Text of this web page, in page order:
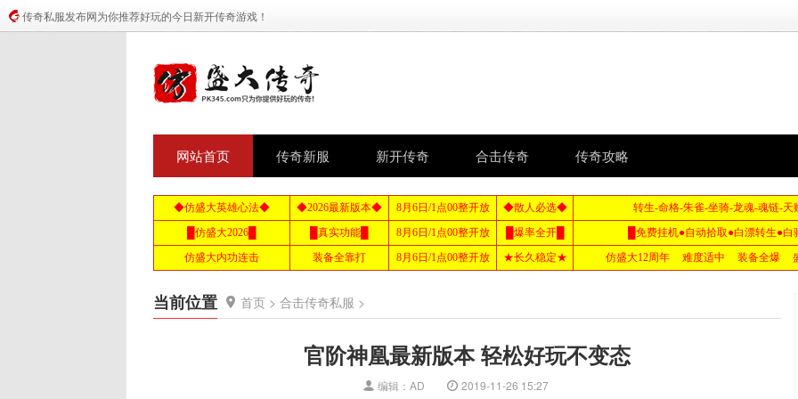
传奇私服发布网为你推荐好玩的今日新开传奇游戏！
网站首页 传奇新服 新开传奇 合击传奇 传奇攻略
当前位置 首页 > 合击传奇私服 >
官阶神凰最新版本 轻松好玩不变态
编辑：AD 2019-11-26 15:27